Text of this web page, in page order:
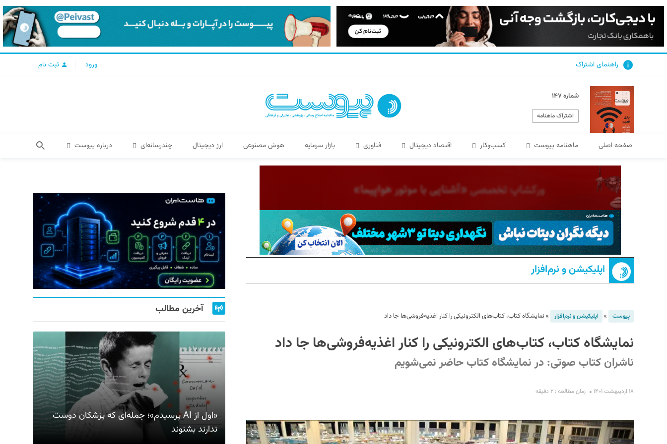
راهنمای اشتراک ورود ثبت نام
شماره ۱۴۷
اشتراک ماهنامه
صفحه اصلی ماهنامه پیوست کسب‌و‌کار اقتصاد دیجیتال فناوری بازار سرمایه هوش مصنوعی ارز دیجیتال چندرسانه‌ای درباره پیوست
اپلیکیشن و نرم‌افزار
پیوست » اپلیکیشن و نرم‌افزار » نمایشگاه کتاب، کتاب‌های الکترونیکی را کنار اغذیه‌فروشی‌ها جا داد
نمایشگاه کتاب، کتاب‌های الکترونیکی را کنار اغذیه‌فروشی‌ها جا داد
ناشران کتاب صوتی: در نمایشگاه کتاب حاضر نمی‌شویم
۱۸ اردیبهشت ۱۴۰۱ زمان مطالعه : ۲ دقیقه
آخرین مطالب
«اول از AI پرسیدم»؛ جمله‌ای که پزشکان دوست
ندارند بشنوند